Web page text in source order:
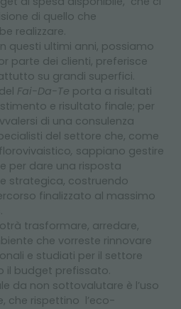
di quello che
realizzare.
questi ultimi anni, possiamo
parte dei clienti, preferisce
su grandi superfici.
Fai-Da-Te porta a risultati
e risultato finale; per
di una consulenza
del settore che, come
, sappiano gestire
per dare una risposta
strategica, costruendo
finalizzato al massimo
trasformare, arredare,
che vorreste rinnovare
e studiati per il settore
il budget prefissato.
da non sottovalutare è l’uso
che rispettino l’eco-